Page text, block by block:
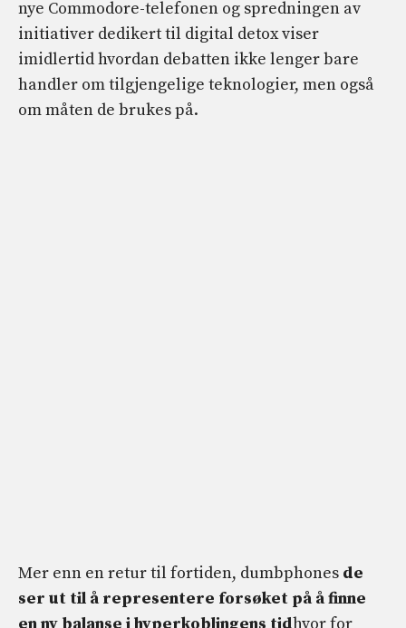
nye Commodore-telefonen og spredningen av
initiativer dedikert til digital detox viser
imidlertid hvordan debatten ikke lenger bare
handler om tilgjengelige teknologier, men også
om måten de brukes på.
Mer enn en retur til fortiden, dumbphones de
ser ut til å representere forsøket på å finne
en ny balanse i hyperkoblingens tidhvor for